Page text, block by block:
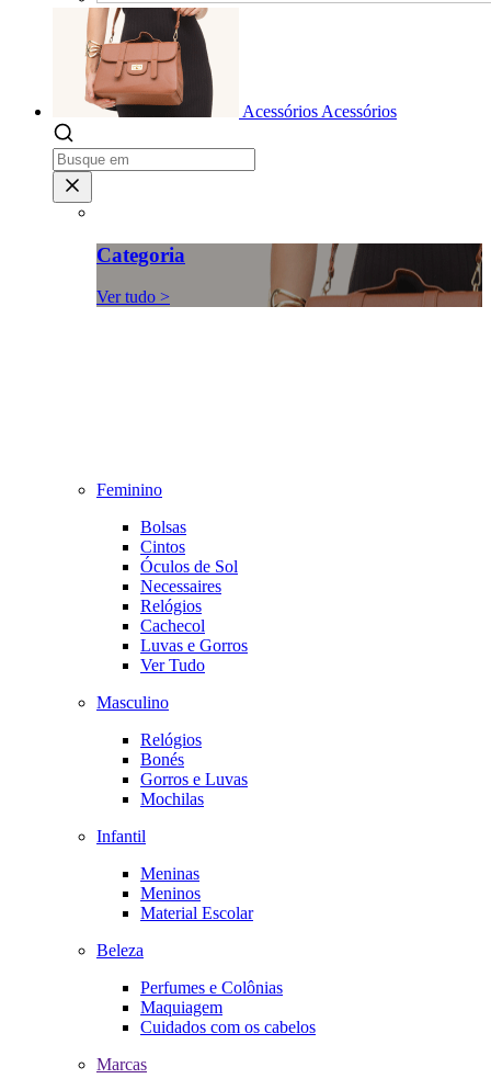
Acessórios Acessórios
Categoria
Ver tudo >
Feminino
Bolsas
Cintos
Óculos de Sol
Necessaires
Relógios
Cachecol
Luvas e Gorros
Ver Tudo
Masculino
Relógios
Bonés
Gorros e Luvas
Mochilas
Infantil
Meninas
Meninos
Material Escolar
Beleza
Perfumes e Colônias
Maquiagem
Cuidados com os cabelos
Marcas